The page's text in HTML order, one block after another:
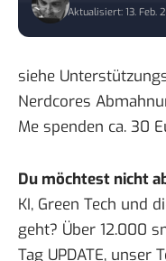
Aktualisiert: 13. Feb.
siehe
Nerdcores
Me spenden ca. 30
Du möchtest nicht
KI, Green Tech und
geht? Über 12.000
Tag UPDATE, unser